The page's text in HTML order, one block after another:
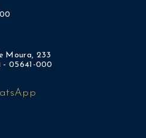
Moura, 233
05641-000